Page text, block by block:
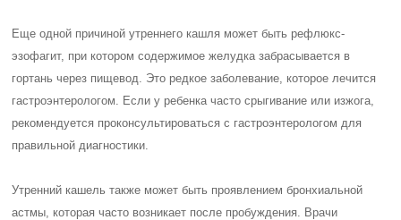
Еще одной причиной утреннего кашля может быть рефлюкс-
эзофагит, при котором содержимое желудка забрасывается в
гортань через пищевод. Это редкое заболевание, которое лечится
гастроэнтерологом. Если у ребенка часто срыгивание или изжога,
рекомендуется проконсультироваться с гастроэнтерологом для
правильной диагностики.
Утренний кашель также может быть проявлением бронхиальной
астмы, которая часто возникает после пробуждения. Врачи